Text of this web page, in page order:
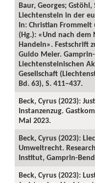
Baur, Georges;
Liechtenstein in der
In: Christian
(Hg.): «Und nach
Handeln». Festschrift
Guido Meier.
Liechtensteinischen
Gesellschaft
Bd. 63), S. 411–437.
Beck, Cyrus (2023):
Instanzenzug.
Mai 2023.
Beck, Cyrus (2023):
Umweltrecht.
Institut, Gamprin-
Beck, Cyrus (2023):